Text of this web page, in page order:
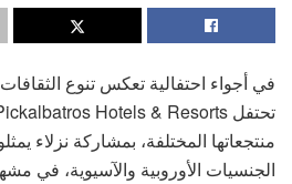
في أجواء احتفالية تعكس تنوع
منتجعاتها المختلفة، بمشاركة نزلاء
الجنسيات الأوروبية والآسيوية، في